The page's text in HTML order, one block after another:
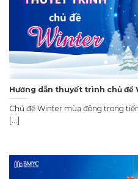
Hướng dẫn thuyết trình chủ đề
Chủ đề Winter mùa đông trong
[...]